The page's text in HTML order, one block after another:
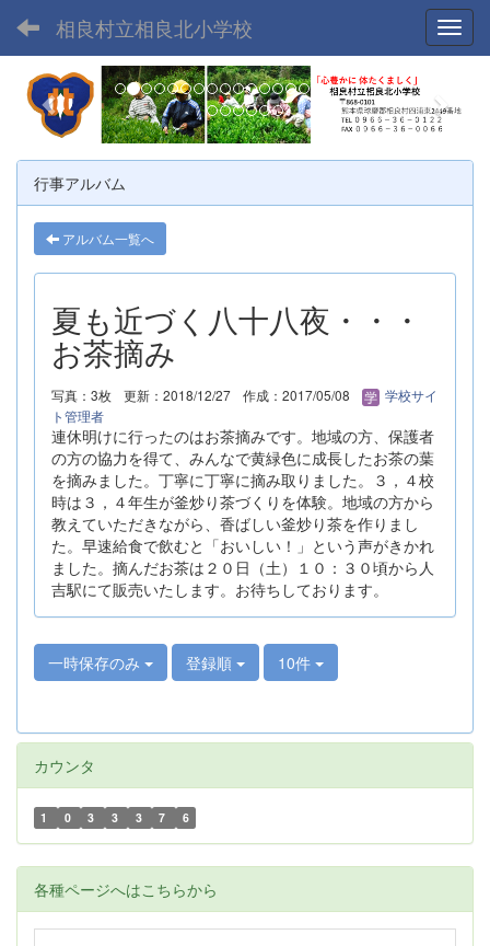
相良村立相良北小学校
p
r
e
v
i
o
u
e
x
t
行事アルバム
アルバム一覧へ
夏も近づく八十八夜・・・
お茶摘み
写真：3枚 更新：2018/12/27 作成：2017/05/08
学校サイ
ト管理者
連休明けに行ったのはお茶摘みです。地域の方、保護者
の方の協力を得て、みんなで黄緑色に成長したお茶の葉
を摘みました。丁寧に丁寧に摘み取りました。３，４校
時は３，４年生が釜炒り茶づくりを体験。地域の方から
教えていただきながら、香ばしい釜炒り茶を作りまし
た。早速給食で飲むと「おいしい！」という声がきかれ
ました。摘んだお茶は２０日（土）１０：３０頃から人
吉駅にて販売いたします。お待ちしております。
一時保存のみ 登録順 10件
カウンタ
1 0 3 3 3 7 6
各種ページへはこちらから